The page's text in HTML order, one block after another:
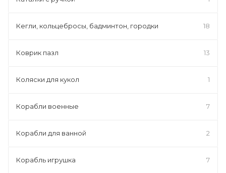
Кегли, кольцебросы, бадминтон, городки 18
Коврик пазл 13
Коляски для кукол 1
Корабли военные 7
Корабли для ванной 2
Корабль игрушка 7